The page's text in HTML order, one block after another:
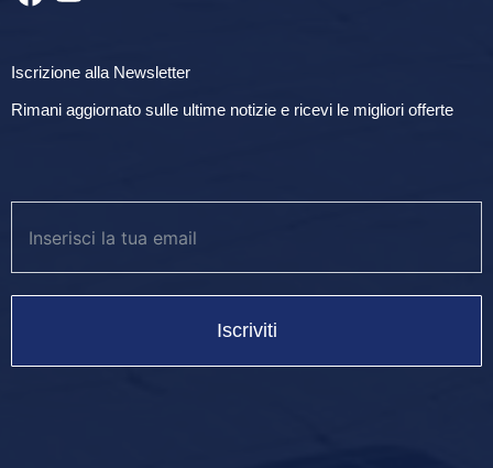
Iscrizione alla Newsletter
Rimani aggiornato sulle ultime notizie e ricevi le migliori offerte
Iscriviti